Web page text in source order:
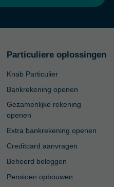
Particuliere oplossingen
Knab Particulier
Bankrekening openen
Gezamenlijke rekening
openen
Extra bankrekening openen
Creditcard aanvragen
Beheerd beleggen
Pensioen opbouwen